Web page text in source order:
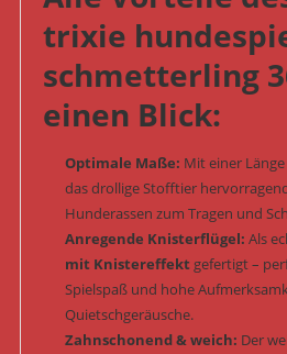
trixie
schmetterling
einen Blick:
Optimale Maße: Mit einer
das drollige Stofftier
Hunderassen zum Tragen und
Anregende Knisterflügel: Als
mit Knistereffektgefertigt –
Spielspaß und hohe
Quietschgeräusche.
Zahnschonend & weich: Der